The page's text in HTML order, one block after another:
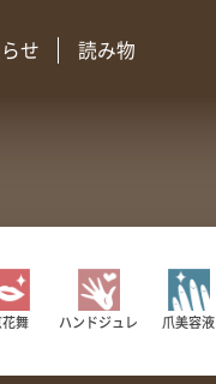
せ 読み物
舞 ハンドジュレ 爪美容液